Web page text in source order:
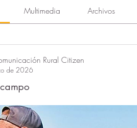
Multimedia Archivos
Rural Citizen
de 2026